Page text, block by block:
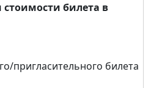
билета в
пригласительного билета